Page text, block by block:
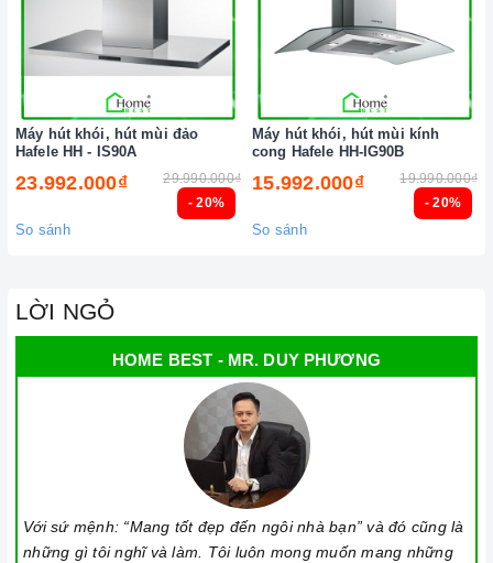
hàng tận tâm và chính sách bảo hành, hậu mãi chuyên nghiệp
nhất.
Xem thêm tại đây:
Home Best Care - Trung tâm bảo trì, sửa
chữa thiết bị nhà bếp cao cấp
- 20%
Máy hút khói, hút mùi đảo
Hafele HH - IS90A
23.992.000₫ 29.990.000₫
So sánh
- 20%
Máy hút khói, hút mùi kính
cong Hafele HH-IG90B
15.992.000₫ 19.990.000₫
So sánh
LỜI NGỎ
HOME BEST - MR. DUY PHƯƠNG
Với sứ mệnh: “Mang tốt đẹp đến ngôi nhà bạn” và đó cũng là
những gì tôi nghĩ và làm. Tôi luôn mong muốn mang những